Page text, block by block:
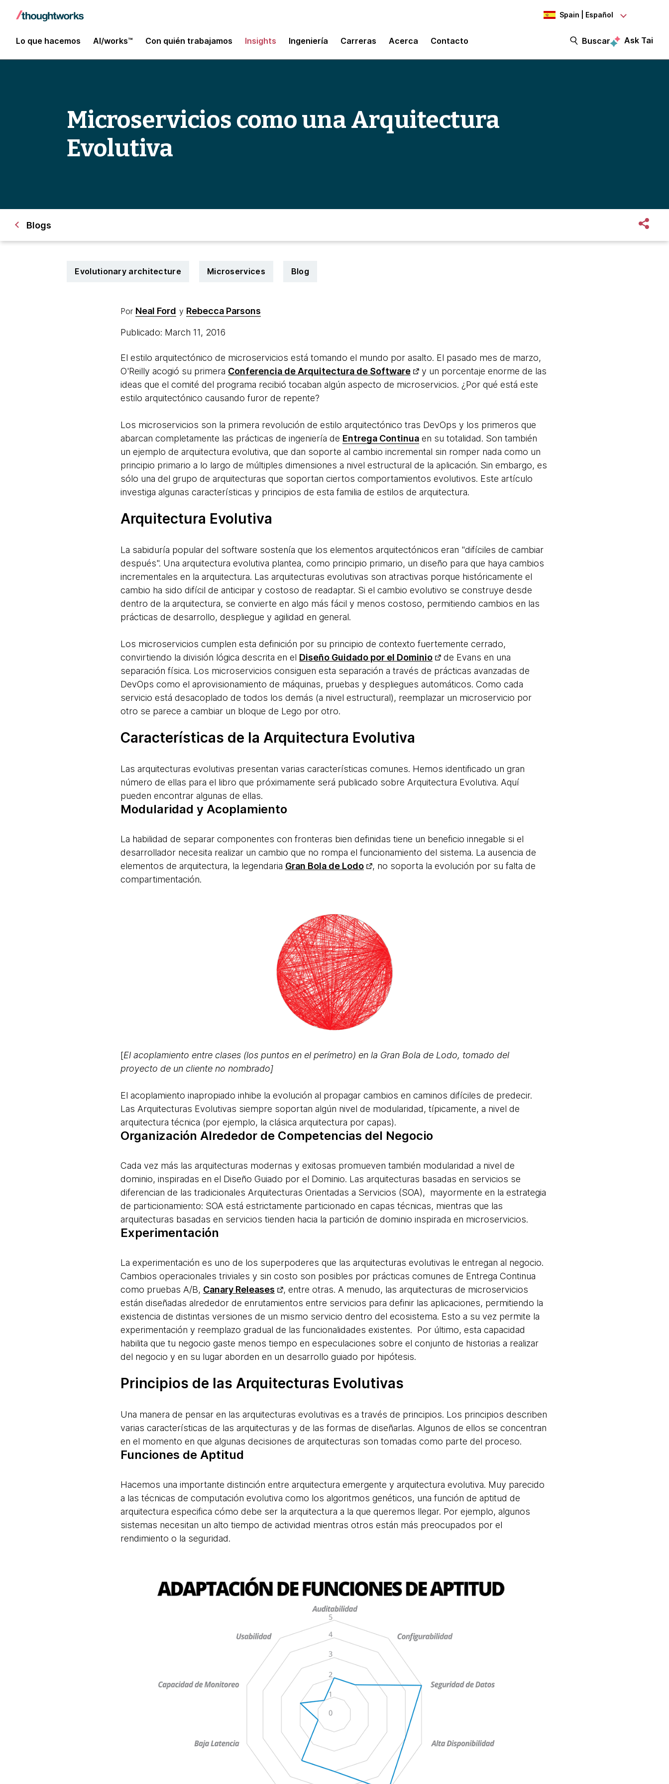
Spain | Español
Lo que hacemos AI/works™ Con quién trabajamos Insights Ingeniería Carreras Acerca Contacto Buscar Ask Tai
Microservicios como una Arquitectura
Evolutiva
Blogs
Evolutionary architecture Microservices Blog
Por Neal Ford y Rebecca Parsons
Publicado: March 11, 2016
El estilo arquitectónico de microservicios está tomando el mundo por asalto. El pasado mes de marzo,
O'Reilly acogió su primera Conferencia de Arquitectura de Software
y un porcentaje enorme de las
ideas que el comité del programa recibió tocaban algún aspecto de microservicios. ¿Por qué está este
estilo arquitectónico causando furor de repente?
Los microservicios son la primera revolución de estilo arquitectónico tras DevOps y los primeros que
abarcan completamente las prácticas de ingeniería de Entrega Continuaen su totalidad. Son también
un ejemplo de arquitectura evolutiva, que dan soporte al cambio incremental sin romper nada como un
principio primario a lo largo de múltiples dimensiones a nivel estructural de la aplicación. Sin embargo, es
sólo una del grupo de arquitecturas que soportan ciertos comportamientos evolutivos. Este artículo
investiga algunas características y principios de esta familia de estilos de arquitectura.
Arquitectura Evolutiva
La sabiduría popular del software sostenía que los elementos arquitectónicos eran "difíciles de cambiar
después". Una arquitectura evolutiva plantea, como principio primario, un diseño para que haya cambios
incrementales en la arquitectura. Las arquitecturas evolutivas son atractivas porque históricamente el
cambio ha sido difícil de anticipar y costoso de readaptar. Si el cambio evolutivo se construye desde
dentro de la arquitectura, se convierte en algo más fácil y menos costoso, permitiendo cambios en las
prácticas de desarrollo, despliegue y agilidad en general.
Los microservicios cumplen esta definición por su principio de contexto fuertemente cerrado,
convirtiendo la división lógica descrita en el Diseño Guidado por el Dominio
de Evans en una
separación física. Los microservicios consiguen esta separación a través de prácticas avanzadas de
DevOps como el aprovisionamiento de máquinas, pruebas y despliegues automáticos. Como cada
servicio está desacoplado de todos los demás (a nivel estructural), reemplazar un microservicio por
otro se parece a cambiar un bloque de Lego por otro.
Características de la Arquitectura Evolutiva
Las arquitecturas evolutivas presentan varias características comunes. Hemos identificado un gran
número de ellas para el libro que próximamente será publicado sobre Arquitectura Evolutiva. Aquí
pueden encontrar algunas de ellas.
Modularidad y Acoplamiento
La habilidad de separar componentes con fronteras bien definidas tiene un beneficio innegable si el
desarrollador necesita realizar un cambio que no rompa el funcionamiento del sistema. La ausencia de
elementos de arquitectura, la legendaria Gran Bola de Lodo
, no soporta la evolución por su falta de
compartimentación.
[El acoplamiento entre clases (los puntos en el perímetro) en la Gran Bola de Lodo, tomado del
proyecto de un cliente no nombrado]
El acoplamiento inapropiado inhibe la evolución al propagar cambios en caminos difíciles de predecir.
Las Arquitecturas Evolutivas siempre soportan algún nivel de modularidad, típicamente, a nivel de
arquitectura técnica (por ejemplo, la clásica arquitectura por capas).
Organización Alrededor de Competencias del Negocio
Cada vez más las arquitecturas modernas y exitosas promueven también modularidad a nivel de
dominio, inspiradas en el Diseño Guiado por el Dominio. Las arquitecturas basadas en servicios se
diferencian de las tradicionales Arquitecturas Orientadas a Servicios (SOA), mayormente en la estrategia
de particionamiento: SOA está estrictamente particionado en capas técnicas, mientras que las
arquitecturas basadas en servicios tienden hacia la partición de dominio inspirada en microservicios.
Experimentación
La experimentación es uno de los superpoderes que las arquitecturas evolutivas le entregan al negocio.
Cambios operacionales triviales y sin costo son posibles por prácticas comunes de Entrega Continua
como pruebas A/B, Canary Releases
, entre otras. A menudo, las arquitecturas de microservicios
están diseñadas alrededor de enrutamientos entre servicios para definir las aplicaciones, permitiendo la
existencia de distintas versiones de un mismo servicio dentro del ecosistema. Esto a su vez permite la
experimentación y reemplazo gradual de las funcionalidades existentes. Por último, esta capacidad
habilita que tu negocio gaste menos tiempo en especulaciones sobre el conjunto de historias a realizar
del negocio y en su lugar aborden en un desarrollo guiado por hipótesis.
Principios de las Arquitecturas Evolutivas
Una manera de pensar en las arquitecturas evolutivas es a través de principios. Los principios describen
varias características de las arquitecturas y de las formas de diseñarlas. Algunos de ellos se concentran
en el momento en que algunas decisiones de arquitecturas son tomadas como parte del proceso.
Funciones de Aptitud
Hacemos una importante distinción entre arquitectura emergente y arquitectura evolutiva. Muy parecido
a las técnicas de computación evolutiva como los algoritmos genéticos, una función de aptitud de
arquitectura especifica cómo debe ser la arquitectura a la que queremos llegar. Por ejemplo, algunos
sistemas necesitan un alto tiempo de actividad mientras otros están más preocupados por el
rendimiento o la seguridad.